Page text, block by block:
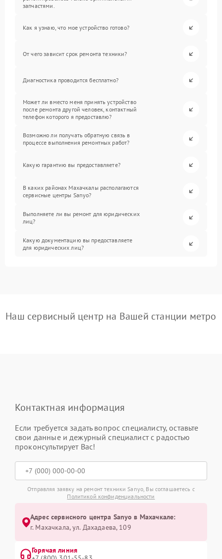
запчастями.
Как я узнаю, что мое устройство готово?
От чего зависит срок ремонта техники?
Диагностика проводится бесплатно?
Может ли вместо меня принять устройство
после ремонта другой человек, контактный
телефон которого я предоставлю?
Возможно ли получать обратную связь в
процессе выполнения ремонтных работ?
Какую гарантию вы предоставляете?
В каких районах Махачкалы располагаются
сервисные центры Sanyo?
Выполняете ли вы ремонт для юридических
лиц?
Какую документацию вы предоставляете
для юридических лиц?
Наш сервисный центр на Вашей станции метро
Контактная информация
Если требуется задать вопрос специалисту, оставьте
свои данные и дежурный специалист с радостью
проконсультирует Вас!
Отправляя заявку на ремонт техники Sanyo, Вы соглашаетесь с
Политикой конфиденциальности
Адрес сервисного центра Sanyo в Махачкале:
г. Махачкала, ул. Дахадаева, 109
Горячая линия